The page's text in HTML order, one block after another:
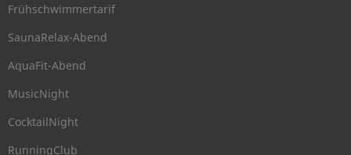
Frühschwimmertarif
SaunaRelax-Abend
AquaFit-Abend
MusicNight
CocktailNight
RunningClub